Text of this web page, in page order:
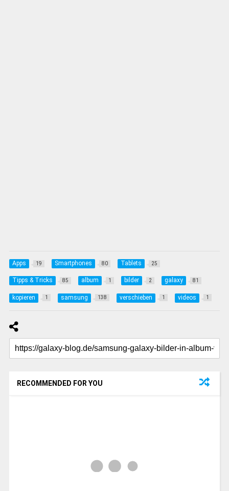
Apps 19 Smartphones 80 Tablets 25
Tipps & Tricks 85 album 1 bilder 2 galaxy 81
kopieren 1 samsung 138 verschieben 1 videos 1
RECOMMENDED FOR YOU